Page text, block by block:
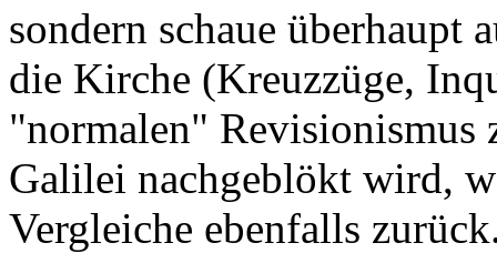
sondern schaue überhaupt
die Kirche (Kreuzzüge,
"normalen" Revisionismus
Galilei nachgeblökt wird,
Vergleiche ebenfalls